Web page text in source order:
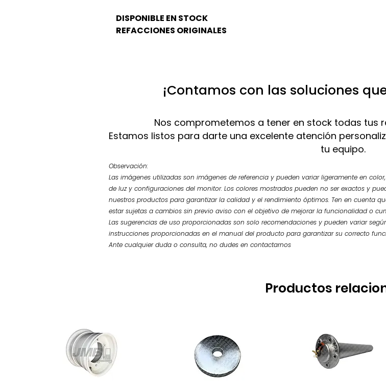
DISPONIBLE EN STOCK
REFACCIONES ORIGINALES
¡Contamos con las soluciones
Nos comprometemos a tener en stock todas tus
Estamos listos para darte una excelente atención
tu equipo.
Observación:
Las imágenes utilizadas son imágenes de referencia y pueden variar ligeramente en
de luz y configuraciones del monitor. Los colores mostrados pueden no ser exactos y
nuestros productos para garantizar la calidad y el rendimiento óptimos. Ten en cuenta
estar sujetas a cambios sin previo aviso con el objetivo de mejorar la funcionalidad o
Las sugerencias de uso proporcionadas son solo recomendaciones y pueden variar
instrucciones proporcionadas en el manual del producto para garantizar su correcto
Ante cualquier duda o consulta, no dudes en contactarnos
Productos